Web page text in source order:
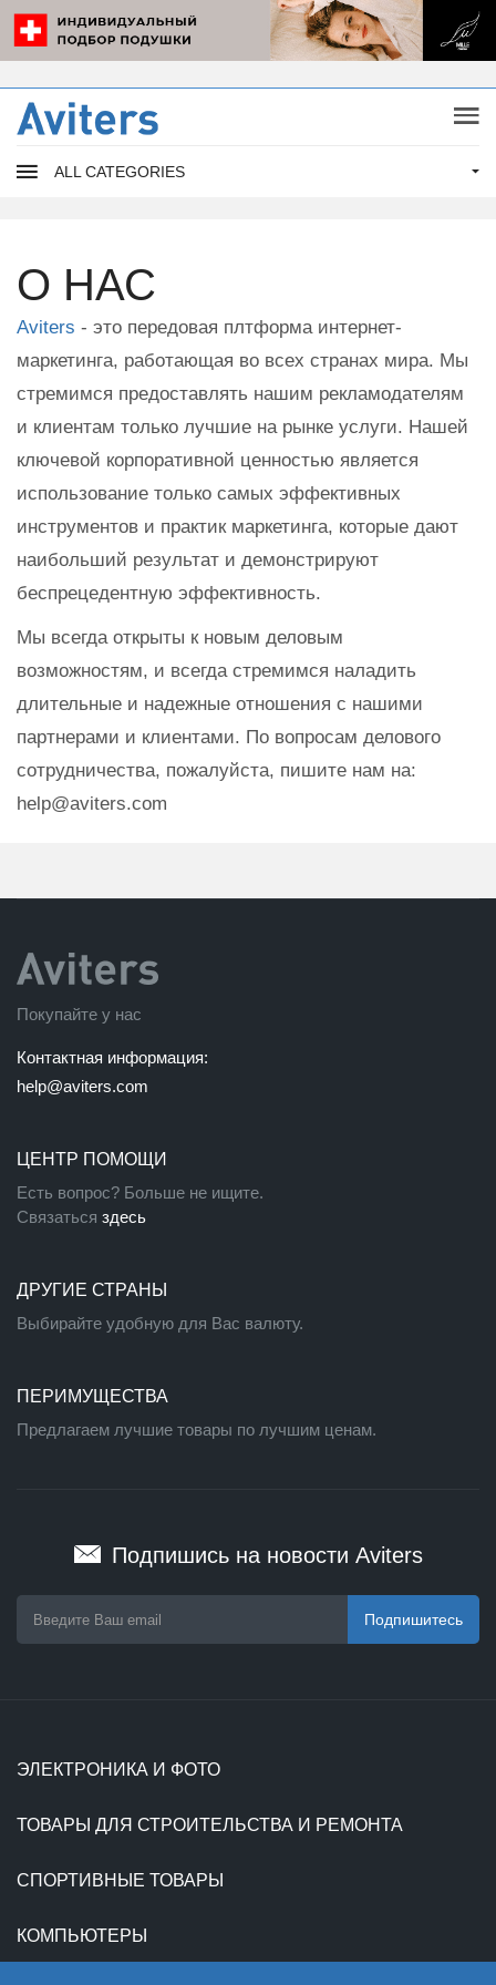
ALL CATEGORIES
О НАС
Aviters - это передовая плтформа интернет-
маркетинга, работающая во всех странах мира. Мы
стремимся предоставлять нашим рекламодателям
и клиентам только лучшие на рынке услуги. Нашей
ключевой корпоративной ценностью является
использование только самых эффективных
инструментов и практик маркетинга, которые дают
наибольший результат и демонстрируют
беспрецедентную эффективность.
Мы всегда открыты к новым деловым
возможностям, и всегда стремимся наладить
длительные и надежные отношения с нашими
партнерами и клиентами. По вопросам делового
сотрудничества, пожалуйста, пишите нам на:
help@aviters.com
Покупайте у нас
Контактная информация:
help@aviters.com
ЦЕНТР ПОМОЩИ
Есть вопрос? Больше не ищите.
Связаться здесь
ДРУГИЕ СТРАНЫ
Выбирайте удобную для Вас валюту.
ПЕРИМУЩЕСТВА
Предлагаем лучшие товары по лучшим ценам.
Подпишись на новости Aviters
Подпишитесь
ЭЛЕКТРОНИКА И ФОТО
ТОВАРЫ ДЛЯ СТРОИТЕЛЬСТВА И РЕМОНТА
СПОРТИВНЫЕ ТОВАРЫ
КОМПЬЮТЕРЫ